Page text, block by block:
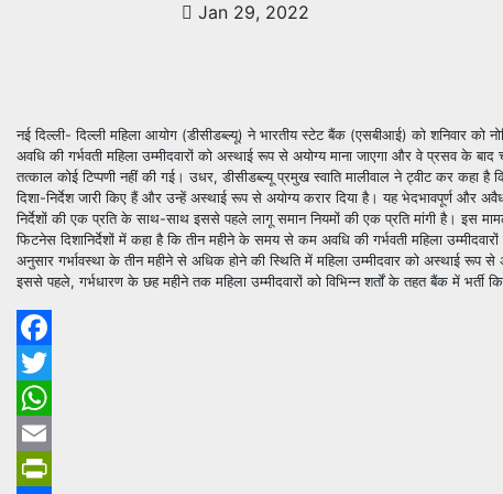
Jan 29, 2022
नई दिल्ली- दिल्ली महिला आयोग (डीसीडब्ल्यू) ने भारतीय स्टेट बैंक (एसबीआई) को शनिवार को
अवधि की गर्भवती महिला उम्मीदवारों को अस्थाई रूप से अयोग्य माना जाएगा और वे
तत्काल कोई टिप्पणी नहीं की गई। उधर, डीसीडब्ल्यू प्रमुख स्वाति मालीवाल ने ट्वीट कर कहा
दिशा-निर्देश जारी किए हैं और उन्हें अस्थाई रूप से अयोग्य करार दिया है। यह भेदभावपूर्ण और
निर्देशों की एक प्रति के साथ-साथ इससे पहले लागू समान नियमों की एक प्रति मांगी है। इस
फिटनेस दिशानिर्देशों में कहा है कि तीन महीने के समय से कम अवधि की गर्भवती महिला
अनुसार गर्भावस्था के तीन महीने से अधिक होने की स्थिति में महिला उम्मीदवार को अस्थाई
इससे पहले, गर्भधारण के छह महीने तक महिला उम्मीदवारों को विभिन्न शर्तों के तहत बैंक में भर्ती
Facebook
Twitter
WhatsApp
Email